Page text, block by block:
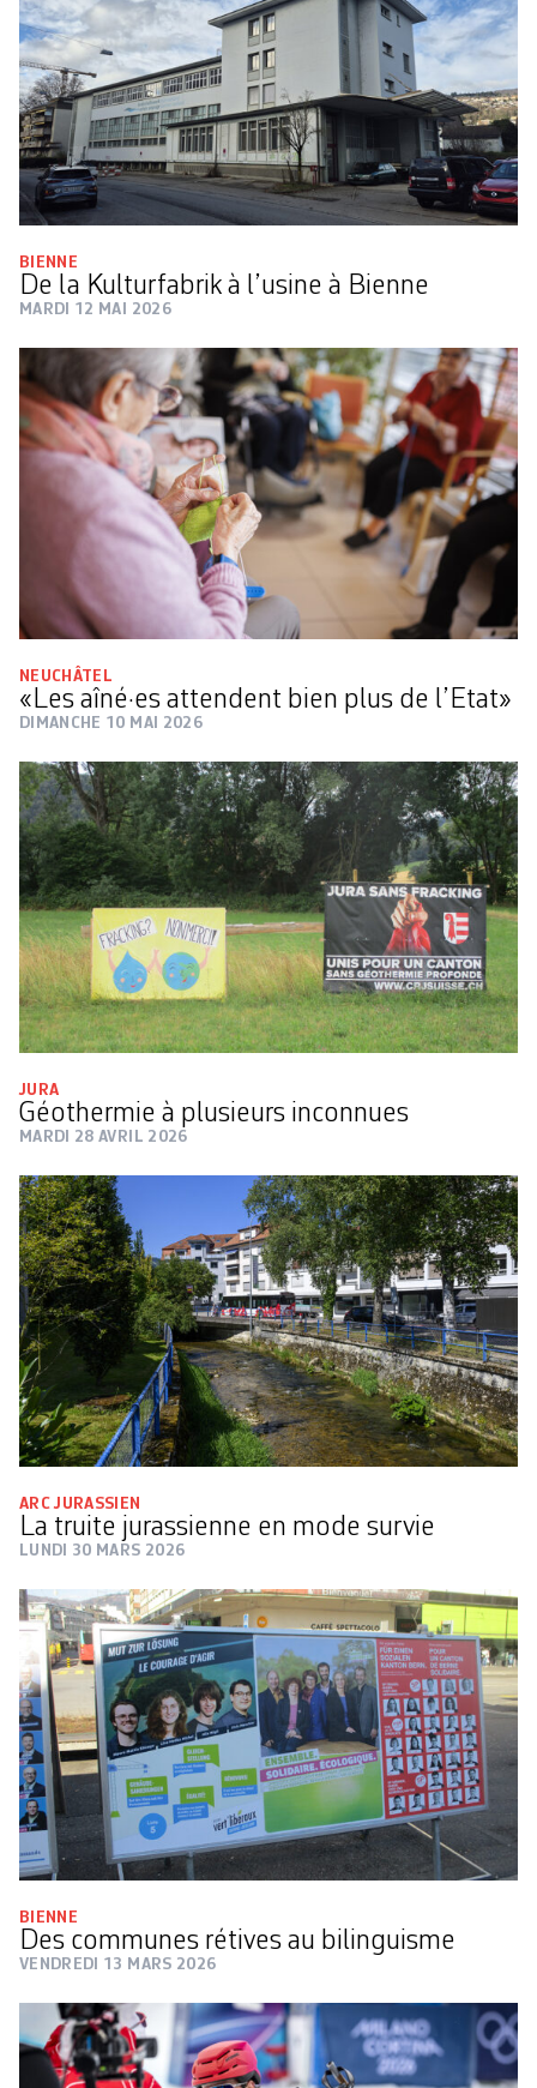
BIENNE
De la Kulturfabrik à l’usine à Bienne
MARDI 12 MAI 2026
NEUCHÂTEL
«Les aîné·es attendent bien plus de l’Etat»
DIMANCHE 10 MAI 2026
JURA
Géothermie à plusieurs inconnues
MARDI 28 AVRIL 2026
ARC JURASSIEN
La truite jurassienne en mode survie
LUNDI 30 MARS 2026
BIENNE
Des communes rétives au bilinguisme
VENDREDI 13 MARS 2026